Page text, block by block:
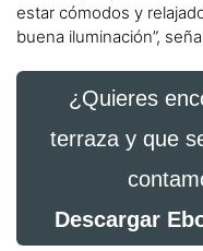
estar cómodos y
buena iluminación”,
¿Quieres
terraza y que
Descargar